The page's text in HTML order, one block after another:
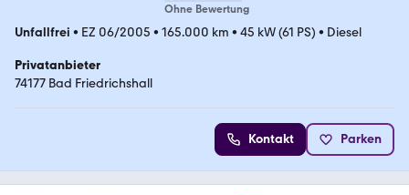
Ohne Bewertung
Unfallfrei • EZ 06/2005 • 165.000 km • 45 kW (61 PS) • Diesel
Privatanbieter
74177 Bad Friedrichshall
Kontakt Parken